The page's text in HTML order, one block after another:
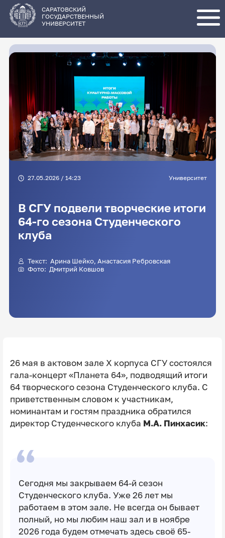
основному
содержанию
САРАТОВСКИЙ
ГОСУДАРСТВЕННЫЙ
УНИВЕРСИТЕТ
27.05.2026 / 14:23 Университет
В СГУ подвели творческие итоги
64-го сезона Студенческого
клуба
Текст: Арина Шейко, Анастасия Ребровская
Фото: Дмитрий Ковшов
26 мая в актовом зале Ⅹ корпуса СГУ состоялся
гала-концерт «Планета 64», подводящий итоги
64 творческого сезона Студенческого клуба. С
приветственным словом к участникам,
номинантам и гостям праздника обратился
директор Студенческого клуба М.А. Пинхасик:
Сегодня мы закрываем 64-й сезон
Студенческого клуба. Уже 26 лет мы
работаем в этом зале. Не всегда он бывает
полный, но мы любим наш зал и в ноябре
2026 года будем отмечать здесь своё 65-